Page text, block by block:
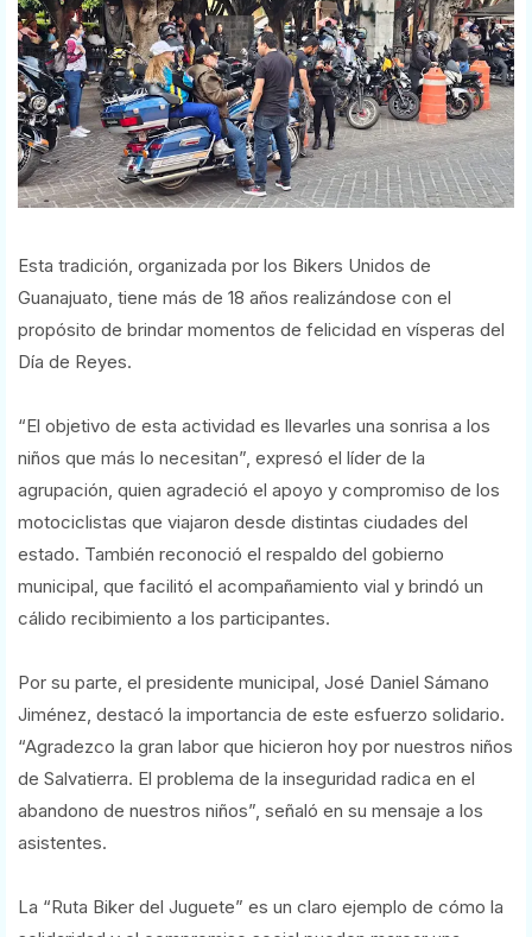
Esta tradición, organizada por los Bikers Unidos de
Guanajuato, tiene más de 18 años realizándose con el
propósito de brindar momentos de felicidad en vísperas del
Día de Reyes.
“El objetivo de esta actividad es llevarles una sonrisa a los
niños que más lo necesitan”, expresó el líder de la
agrupación, quien agradeció el apoyo y compromiso de los
motociclistas que viajaron desde distintas ciudades del
estado. También reconoció el respaldo del gobierno
municipal, que facilitó el acompañamiento vial y brindó un
cálido recibimiento a los participantes.
Por su parte, el presidente municipal, José Daniel Sámano
Jiménez, destacó la importancia de este esfuerzo solidario.
“Agradezco la gran labor que hicieron hoy por nuestros niños
de Salvatierra. El problema de la inseguridad radica en el
abandono de nuestros niños”, señaló en su mensaje a los
asistentes.
La “Ruta Biker del Juguete” es un claro ejemplo de cómo la